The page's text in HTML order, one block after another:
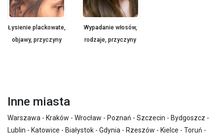
Łysienie plackowate,
objawy, przyczyny
Wypadanie włosów,
rodzaje, przyczyny
Inne miasta
Warszawa - Kraków - Wrocław - Poznań - Szczecin - Bydgoszcz -
Lublin - Katowice - Białystok - Gdynia - Rzeszów - Kielce - Toruń -